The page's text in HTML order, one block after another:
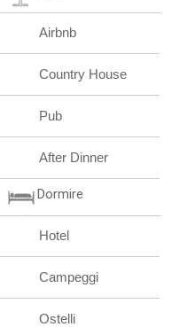
Airbnb
Country House
Pub
After Dinner
Dormire
Hotel
Campeggi
Ostelli